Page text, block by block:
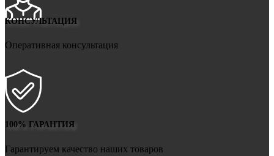
КОНСУЛЬТАЦИЯ
Оперативная консультация
100% ГАРАНТИЯ
Гарантируем качество наших товаров